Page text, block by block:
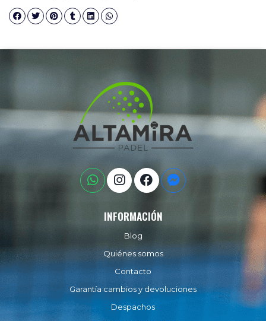
INFORMACIÓN
Blog
Quiénes somos
Contacto
Garantía cambios y devoluciones
Despachos